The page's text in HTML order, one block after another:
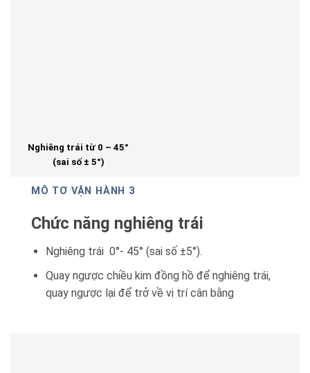
Nghiêng trái từ 0 – 45°
(sai số ± 5°)
MÔ TƠ VẬN HÀNH 3
Chức năng nghiêng trái
Nghiêng trái 0°- 45° (sai số ±5°).
Quay ngược chiều kim đồng hồ để nghiêng trái,
quay ngược lại để trở về vị trí cân bằng